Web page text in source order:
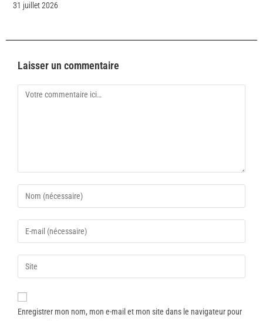
31 juillet 2026
Laisser un commentaire
Enregistrer mon nom, mon e-mail et mon site dans le navigateur pour